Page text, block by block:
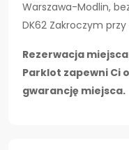
Warszawa-Modlin,
DK62 Zakroczym
Rezerwacja
Parklot zapewni Ci
gwarancję miejsca.